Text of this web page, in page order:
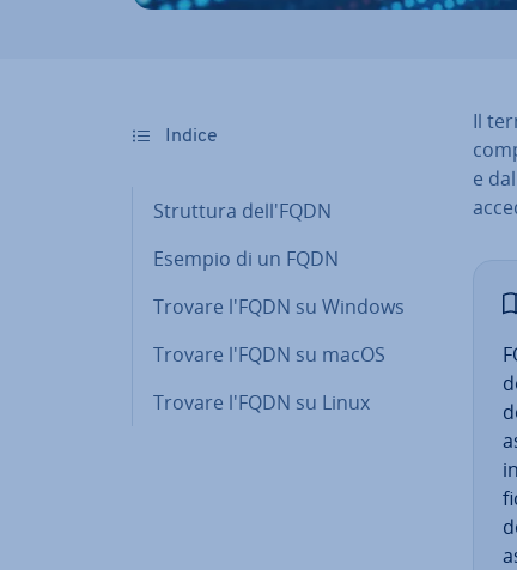
Indice
Struttura dell'FQDN
Esempio di un FQDN
Trovare l'FQDN su Windows
Trovare l'FQDN su macOS
Trovare l'FQDN su Linux
Il
e